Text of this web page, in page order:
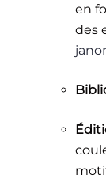
en
des